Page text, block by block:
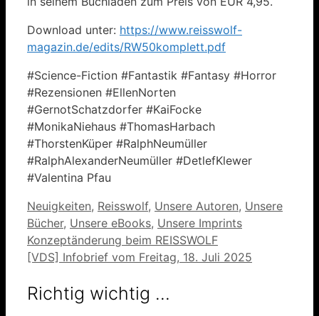
Download unter: https://www.reisswolf-
magazin.de/edits/RW50komplett.pdf
#Science-Fiction #Fantastik #Fantasy #Horror
#Rezensionen #EllenNorten
#GernotSchatzdorfer #KaiFocke
#MonikaNiehaus #ThomasHarbach
#ThorstenKüper #RalphNeumüller
#RalphAlexanderNeumüller #DetlefKlewer
#Valentina Pfau
Kategorien
Neuigkeiten, Reisswolf, Unsere Autoren, Unsere
Bücher, Unsere eBooks, Unsere Imprints
Konzeptänderung beim REISSWOLF
[VDS] Infobrief vom Freitag, 18. Juli 2025
Richtig wichtig …